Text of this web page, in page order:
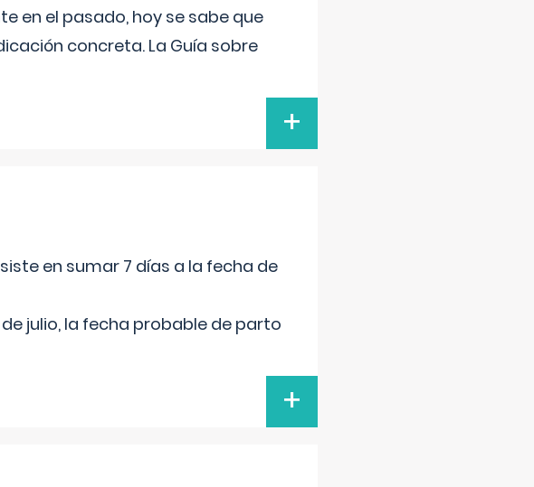
en el pasado, hoy se sabe que
concreta. La Guía sobre
+
en sumar 7 días a la fecha de
julio, la fecha probable de parto
+